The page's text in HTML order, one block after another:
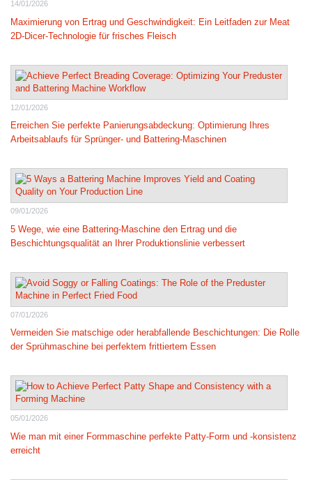
14/01/2026
Maximierung von Ertrag und Geschwindigkeit: Ein Leitfaden zur Meat
2D-Dicer-Technologie für frisches Fleisch
12/01/2026
Erreichen Sie perfekte Panierungsabdeckung: Optimierung Ihres
Arbeitsablaufs für Sprünger- und Battering-Maschinen
09/01/2026
5 Wege, wie eine Battering-Maschine den Ertrag und die
Beschichtungsqualität an Ihrer Produktionslinie verbessert
07/01/2026
Vermeiden Sie matschige oder herabfallende Beschichtungen: Die Rolle
der Sprühmaschine bei perfektem frittiertem Essen
05/01/2026
Wie man mit einer Formmaschine perfekte Patty-Form und -konsistenz
erreicht